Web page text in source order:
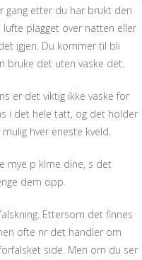
gang etter du har brukt den
plagget over natten eller
igjen. Du kommer til bli
bruke det uten vaske det.
er det viktig ikke vaske for
i det hele tatt, og det holder
hver eneste kveld.
mye p klrne dine, s det
dem opp.
Ettersom det finnes
ofte nr det handler om
side. Men om du ser